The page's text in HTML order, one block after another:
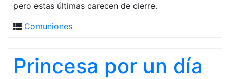
pero estas últimas carecen de cierre.
Comuniones
Princesa por un día